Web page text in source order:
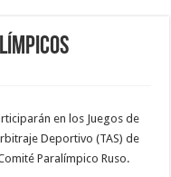
en los Juegos de
Deportivo (TAS) de
Paralímpico Ruso.